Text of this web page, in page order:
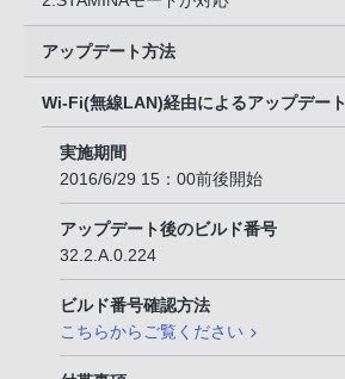
アップデート方法
Wi-Fi(無線LAN)経由によるアップデート
実施期間
2016/6/29 15：00前後開始
アップデート後のビルド番号
32.2.A.0.224
ビルド番号確認方法
こちらからご覧ください